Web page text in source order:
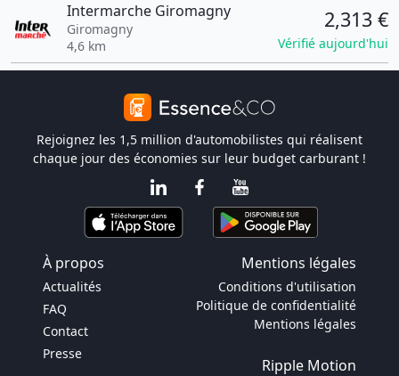
Intermarche Giromagny
Giromagny
4,6 km
2,313 €
Vérifié aujourd'hui
Rejoignez les 1,5 million d'automobilistes qui réalisent
chaque jour des économies sur leur budget carburant !
À propos Mentions légales
Actualités
FAQ
Contact
Presse
Conditions d'utilisation
Politique de confidentialité
Mentions légales
Ripple Motion